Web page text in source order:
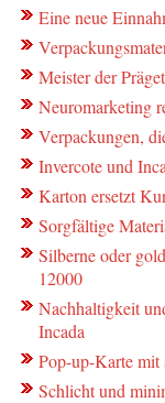
Eine neue
Meister der
Neuromarketing
Verpackungen,
Invercote und
Karton ersetzt
Sorgfältige
Silberne oder
12000
Nachhaltigkeit
Incada
Pop-up-Karte mit
Schlicht und